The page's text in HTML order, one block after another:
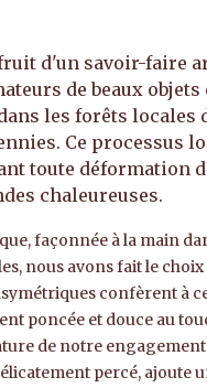
d'un savoir-faire
de beaux
les forêts locales
Ce processus
toute déformation
chaleureuses.
façonnée à la main
nous avons fait le
confèrent à
poncée et douce au
de notre
percé, ajoute